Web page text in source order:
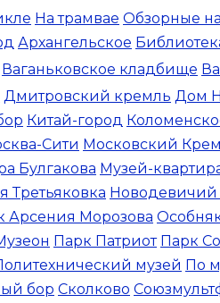
На трамвае Обзорные на
Архангельское
Ваганьковское кладбище
Дмитровский кремль Дом
Китай-город
Сити Московский
Булгакова Музей-
Третьяковка Новодевичий
Арсения Морозова
Парк Патриот Парк
музей По
бор Сколково